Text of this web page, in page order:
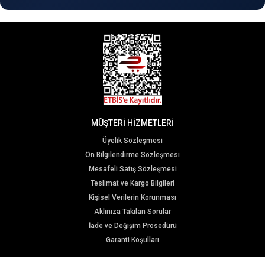
MÜŞTERİ HİZMETLERİ
Üyelik Sözleşmesi
Ön Bilgilendirme Sözleşmesi
Mesafeli Satış Sözleşmesi
Teslimat ve Kargo Bilgileri
Kişisel Verilerin Korunması
Aklınıza Takılan Sorular
İade ve Değişim Prosedürü
Garanti Koşulları